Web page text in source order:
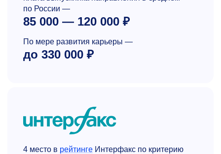
по России —
85 000 — 120 000 ₽
По мере развития карьеры —
до 330 000 ₽
4 место в рейтинге Интерфакс по критерию